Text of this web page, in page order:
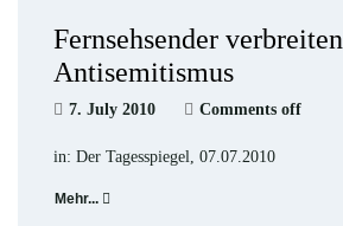
Fernsehsender verbreiten
Antisemitismus
7. July 2010 Comments off
in: Der Tagesspiegel, 07.07.2010
Mehr...